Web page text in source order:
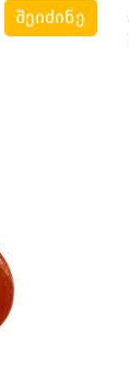
შეიძინე